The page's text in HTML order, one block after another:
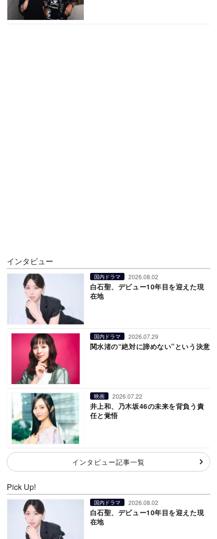
インタビュー
国内ドラマ 2026.08.02
白石聖、デビュー10年目を迎えた現
在地
国内ドラマ 2026.07.29
関水渚の“絶対に諦めない”という決意
映画 2026.07.22
井上和、乃木坂46の未来を背負う責
任と覚悟
インタビュー記事一覧
Pick Up!
国内ドラマ 2026.08.02
白石聖、デビュー10年目を迎えた現
在地